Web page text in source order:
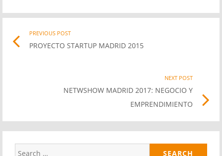
PostPREVIOUS POST
PROYECTO STARTUP MADRID 2015
NEXT POST
NETWSHOW MADRID 2017: NEGOCIO Y
EMPRENDIMIENTO
Search